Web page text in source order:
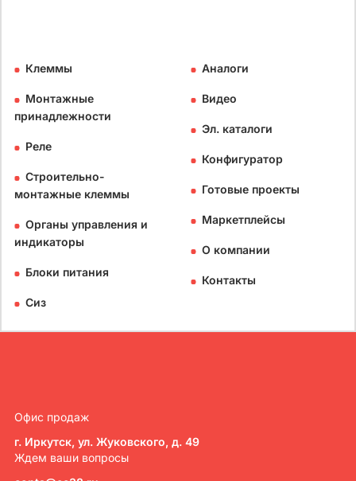
Клеммы
Монтажные
принадлежности
Реле
Строительно-
монтажные клеммы
Органы управления и
индикаторы
Блоки питания
Сиз
Аналоги
Видео
Эл. каталоги
Конфигуратор
Готовые проекты
Маркетплейсы
О компании
Контакты
Офис продаж
г. Иркутск, ул. Жуковского, д. 49
Ждем ваши вопросы